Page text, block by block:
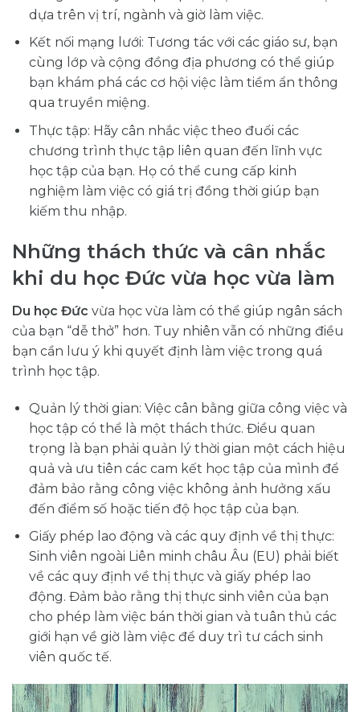
dựa trên vị trí, ngành và giờ làm việc.
Kết nối mạng lưới: Tương tác với các giáo sư, bạn
cùng lớp và cộng đồng địa phương có thể giúp
bạn khám phá các cơ hội việc làm tiềm ẩn thông
qua truyền miệng.
Thực tập: Hãy cân nhắc việc theo đuổi các
chương trình thực tập liên quan đến lĩnh vực
học tập của bạn. Họ có thể cung cấp kinh
nghiệm làm việc có giá trị đồng thời giúp bạn
kiếm thu nhập.
Những thách thức và cân nhắc
khi du học Đức vừa học vừa làm
Du học Đức vừa học vừa làm có thể giúp ngân sách
của bạn “dễ thở” hơn. Tuy nhiên vẫn có những điều
bạn cần lưu ý khi quyết định làm việc trong quá
trình học tập.
Quản lý thời gian: Việc cân bằng giữa công việc và
học tập có thể là một thách thức. Điều quan
trọng là bạn phải quản lý thời gian một cách hiệu
quả và ưu tiên các cam kết học tập của mình để
đảm bảo rằng công việc không ảnh hưởng xấu
đến điểm số hoặc tiến độ học tập của bạn.
Giấy phép lao động và các quy định về thị thực:
Sinh viên ngoài Liên minh châu Âu (EU) phải biết
về các quy định về thị thực và giấy phép lao
động. Đảm bảo rằng thị thực sinh viên của bạn
cho phép làm việc bán thời gian và tuân thủ các
giới hạn về giờ làm việc để duy trì tư cách sinh
viên quốc tế.